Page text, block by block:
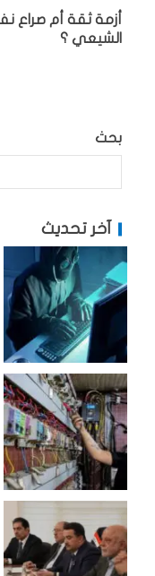
أزمة ثقة أم صراع
الشيعي ؟
بحث
آخر تحديث